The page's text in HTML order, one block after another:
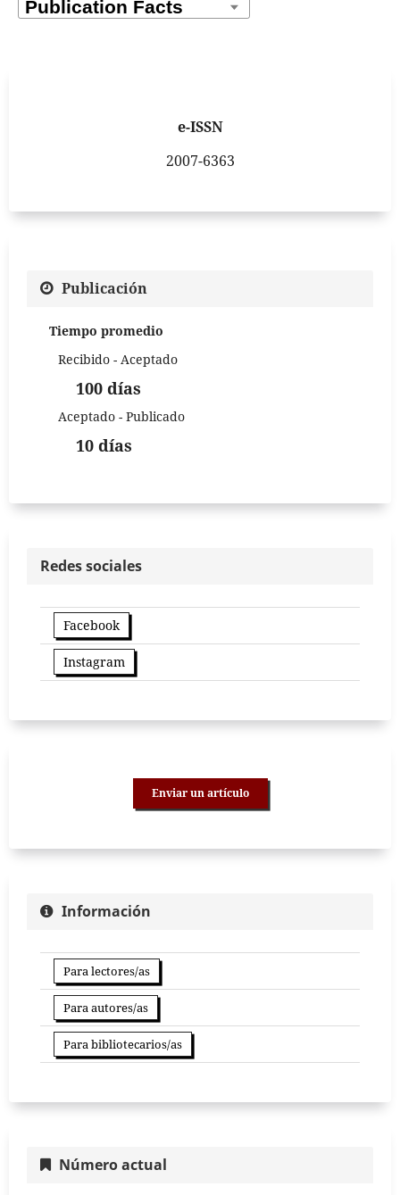
e-ISSN
2007-6363
Publicación
Tiempo promedio
Recibido - Aceptado
100 días
Aceptado - Publicado
10 días
Redes sociales
Facebook
Instagram
Enviar un artículo
Información
Para lectores/as
Para autores/as
Para bibliotecarios/as
Número actual